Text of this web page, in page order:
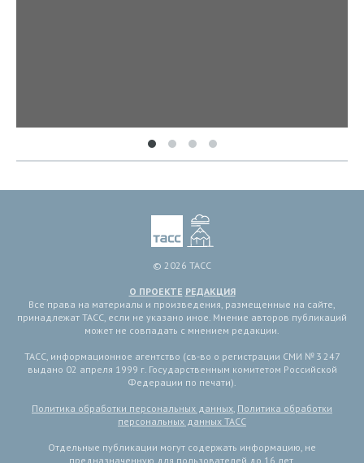
© 2026 ТАСС
О ПРОЕКТЕ РЕДАКЦИЯ
Все права на материалы и произведения, размещенные на сайте,
принадлежат ТАСС, если не указано иное. Мнение авторов публикаций
может не совпадать с мнением редакции.
ТАСС, информационное агентство (св-во о регистрации СМИ № 3 247
выдано 02 апреля 1999 г. Государственным комитетом Российской
Федерации по печати).
Политика обработки персональных данных, Политика обработки
персональных данных ТАСС
Отдельные публикации могут содержать информацию, не
предназначенную для пользователей до 16 лет.